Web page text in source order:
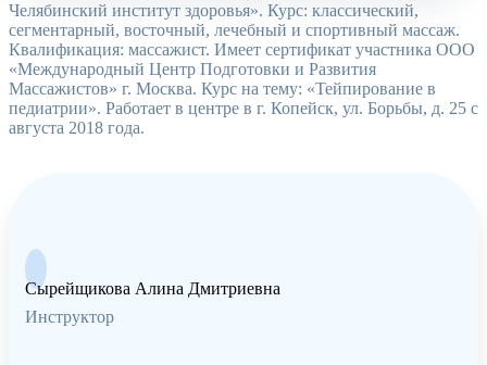
Челябинский институт здоровья». Курс: классический,
сегментарный, восточный, лечебный и спортивный массаж.
Квалификация: массажист. Имеет сертификат участника ООО
«Международный Центр Подготовки и Развития
Массажистов» г. Москва. Курс на тему: «Тейпирование в
педиатрии». Работает в центре в г. Копейск, ул. Борьбы, д. 25 с
августа 2018 года.
Сырейщикова Алина Дмитриевна
Инструктор